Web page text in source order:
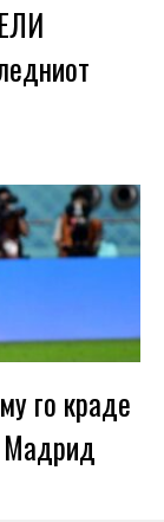
го краде
Мадрид